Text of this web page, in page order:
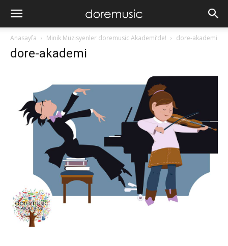
Anasayfa Minik Müzisyenler doremusic Akademi’de! dore-akademi
dore-akademi